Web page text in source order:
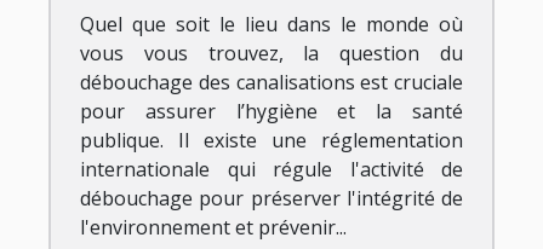
Quel que soit le lieu dans le monde où
vous vous trouvez, la question du
débouchage des canalisations est cruciale
pour assurer l’hygiène et la santé
publique. Il existe une réglementation
internationale qui régule l'activité de
débouchage pour préserver l'intégrité de
l'environnement et prévenir...